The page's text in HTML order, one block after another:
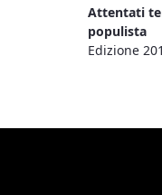
Attentati
populista
Edizione